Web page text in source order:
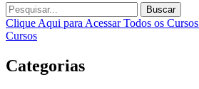
Buscar
Clique Aqui para Acessar Todos os Cursos
Cursos
Categorias